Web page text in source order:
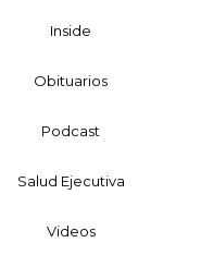
Inside
Obituarios
Podcast
Salud Ejecutiva
Videos